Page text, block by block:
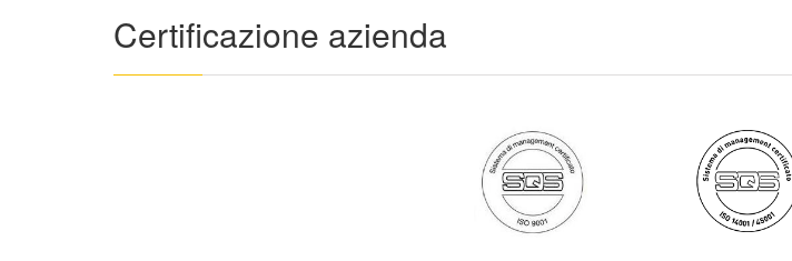
Certificazione azienda